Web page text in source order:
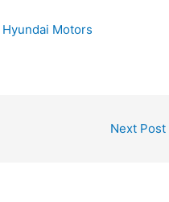
Hyundai Motors
Next Post